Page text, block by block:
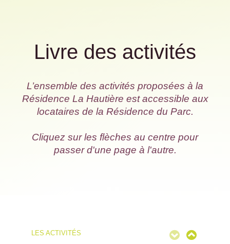
Livre des activités
L’ensemble des activités proposées à la
Résidence La Hautière est accessible aux
locataires de la Résidence du Parc.
Cliquez sur les flèches au centre pour
passer d'une page à l'autre.
LES ACTIVITÉS